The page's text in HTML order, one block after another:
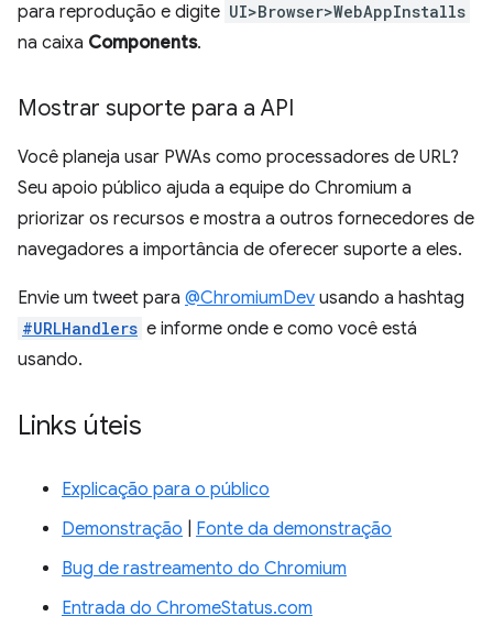
para reprodução e digite UI>Browser>WebAppInstalls
na caixa Components.
Mostrar suporte para a API
Você planeja usar PWAs como processadores de URL?
Seu apoio público ajuda a equipe do Chromium a
priorizar os recursos e mostra a outros fornecedores de
navegadores a importância de oferecer suporte a eles.
Envie um tweet para @ChromiumDev usando a hashtag
#URLHandlers e informe onde e como você está
usando.
Links úteis
Explicação para o público
Demonstração
Fonte da demonstração
Bug de rastreamento do Chromium
Entrada do ChromeStatus.com